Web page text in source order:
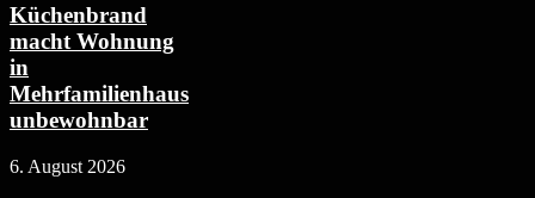
Küchenbrand
macht Wohnung
in
Mehrfamilienhaus
unbewohnbar
6. August 2026